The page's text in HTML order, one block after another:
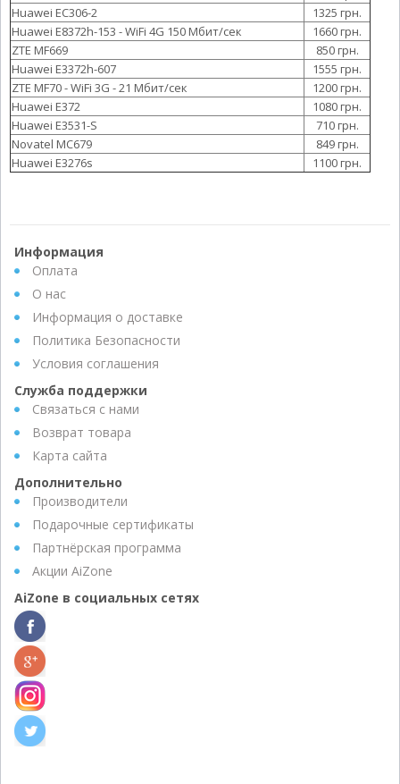
Huawei EC306-2
1325 грн.
Huawei E8372h-153 - WiFi 4G 150 Мбит/сек
1660 грн.
ZTE MF669
850 грн.
Huawei E3372h-607
1555 грн.
ZTE MF70 - WiFi 3G - 21 Мбит/сек
1200 грн.
Huawei E372
1080 грн.
Huawei E3531-S
710 грн.
Novatel MC679
849 грн.
Huawei E3276s
1100 грн.
Информация
Оплата
О нас
Информация о доставке
Политика Безопасности
Условия соглашения
Служба поддержки
Связаться с нами
Возврат товара
Карта сайта
Дополнительно
Производители
Подарочные сертификаты
Партнёрская программа
Акции AiZone
AiZone в социальных сетях